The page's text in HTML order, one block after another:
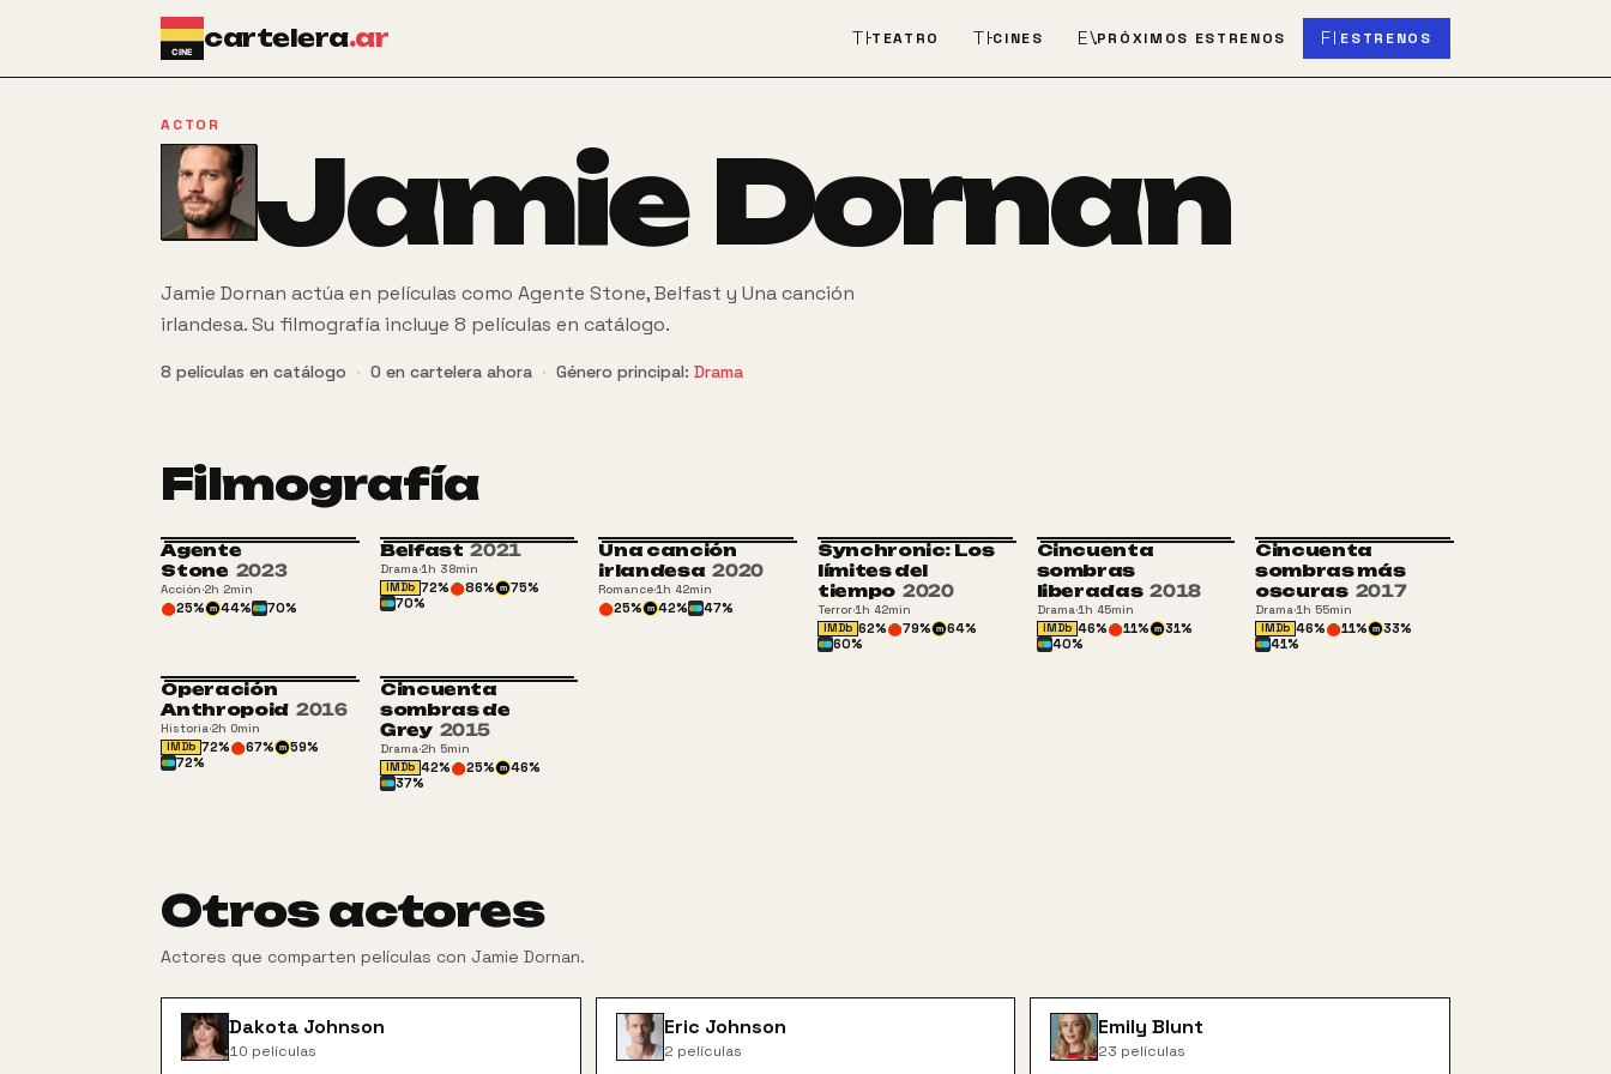
Ir al contenido principal
cartelera.ar THEATER_COMEDY
TEATRO THEATERS
CINES EVENT_UPCOMING
PRÓXIMOS ESTRENOS FIBER_NEW
ESTRENOS
ACTOR
Jamie Dornan
Jamie Dornan actúa en películas como Agente Stone, Belfast y Una canción
irlandesa. Su filmografía incluye 8 películas en catálogo.
8 películas en catálogo · 0 en cartelera ahora · Género principal:Drama
Filmografía
Agente
Stone 2023
Acción·2h 2min
25% m 44% 70%
Belfast 2021
Drama·1h 38min
IMDb 72% 86% m 75%
70%
Una canción
irlandesa 2020
Romance·1h 42min
25% m 42% 47%
Synchronic: Los
límites del
tiempo 2020
Terror·1h 42min
IMDb 62% 79% m 64%
60%
Cincuenta
sombras
liberadas 2018
Drama·1h 45min
IMDb 46% 11% m 31%
40%
Cincuenta
sombras más
oscuras 2017
Drama·1h 55min
IMDb 46% 11% m 33%
41%
Operación
Anthropoid 2016
Historia·2h 0min
IMDb 72% 67% m 59%
72%
Cincuenta
sombras de
Grey 2015
Drama·2h 5min
IMDb 42% 25% m 46%
37%
Otros actores
Actores que comparten películas con Jamie Dornan.
Dakota Johnson
10 películas
Eric Johnson
2 películas
Emily Blunt
23 películas